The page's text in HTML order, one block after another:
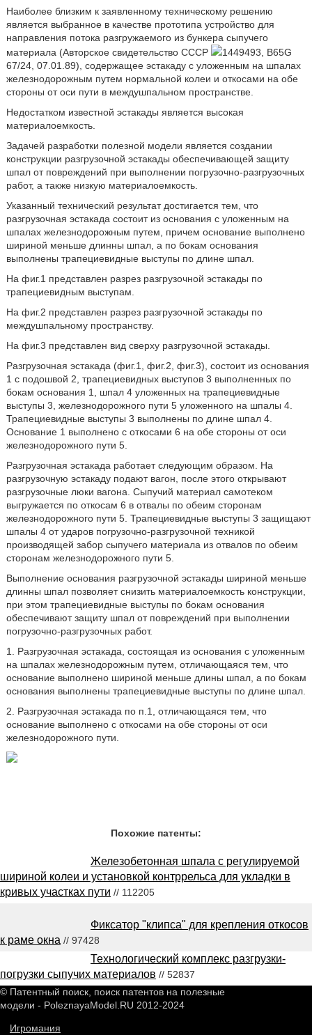
Наиболее близким к заявленному техническому решению
является выбранное в качестве прототипа устройство для
направления потока разгружаемого из бункера сыпучего
материала (Авторское свидетельство СССР
1449493, B65G
67/24, 07.01.89), содержащее эстакаду с уложенным на шпалах
железнодорожным путем нормальной колеи и откосами на обе
стороны от оси пути в междушпальном пространстве.
Недостатком известной эстакады является высокая
материалоемкость.
Задачей разработки полезной модели является создании
конструкции разгрузочной эстакады обеспечивающей защиту
шпал от повреждений при выполнении погрузочно-разгрузочных
работ, а также низкую материалоемкость.
Указанный технический результат достигается тем, что
разгрузочная эстакада состоит из основания с уложенным на
шпалах железнодорожным путем, причем основание выполнено
шириной меньше длинны шпал, а по бокам основания
выполнены трапециевидные выступы по длине шпал.
На фиг.1 представлен разрез разгрузочной эстакады по
трапециевидным выступам.
На фиг.2 представлен разрез разгрузочной эстакады по
междушпальному пространству.
На фиг.3 представлен вид сверху разгрузочной эстакады.
Разгрузочная эстакада (фиг.1, фиг.2, фиг.3), состоит из основания
1 с подошвой 2, трапециевидных выступов 3 выполненных по
бокам основания 1, шпал 4 уложенных на трапециевидные
выступы 3, железнодорожного пути 5 уложенного на шпалы 4.
Трапециевидные выступы 3 выполнены по длине шпал 4.
Основание 1 выполнено с откосами 6 на обе стороны от оси
железнодорожного пути 5.
Разгрузочная эстакада работает следующим образом. На
разгрузочную эстакаду подают вагон, после этого открывают
разгрузочные люки вагона. Сыпучий материал самотеком
выгружается по откосам 6 в отвалы по обеим сторонам
железнодорожного пути 5. Трапециевидные выступы 3 защищают
шпалы 4 от ударов погрузочно-разгрузочной техникой
производящей забор сыпучего материала из отвалов по обеим
сторонам железнодорожного пути 5.
Выполнение основания разгрузочной эстакады шириной меньше
длинны шпал позволяет снизить материалоемкость конструкции,
при этом трапециевидные выступы по бокам основания
обеспечивают защиту шпал от повреждений при выполнении
погрузочно-разгрузочных работ.
1. Разгрузочная эстакада, состоящая из основания с уложенным
на шпалах железнодорожным путем, отличающаяся тем, что
основание выполнено шириной меньше длины шпал, а по бокам
основания выполнены трапециевидные выступы по длине шпал.
2. Разгрузочная эстакада по п.1, отличающаяся тем, что
основание выполнено с откосами на обе стороны от оси
железнодорожного пути.
Похожие патенты:
Железобетонная шпала с регулируемой
шириной колеи и установкой контррельса для укладки в
кривых участках пути // 112205
Фиксатор "клипса" для крепления откосов
к раме окна // 97428
Технологический комплекс разгрузки-
погрузки сыпучих материалов // 52837
© Патентный поиск, поиск патентов на полезные
модели - PoleznayaModel.RU 2012-2024
Игромания